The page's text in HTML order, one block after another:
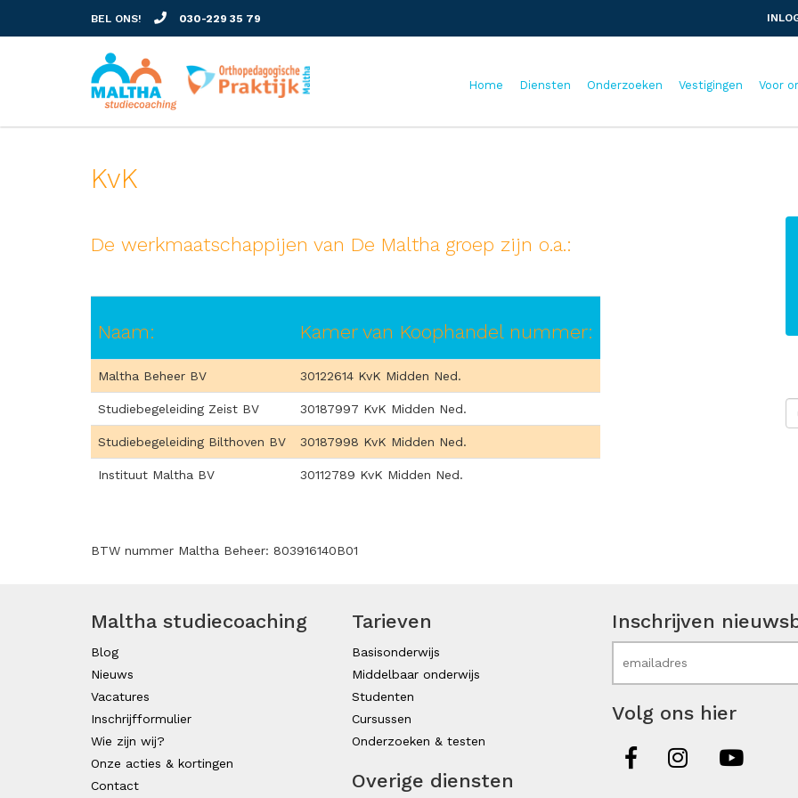
BEL ONS! 030-229 35 79
Home Diensten Onderzoeken Vestigingen Voor
KvK
De werkmaatschappijen van De Maltha groep zijn o.a.:
Naam: Kamer van Koophandel nummer:
Maltha Beheer BV 30122614 KvK Midden Ned.
Studiebegeleiding Zeist BV 30187997 KvK Midden Ned.
Studiebegeleiding Bilthoven BV 30187998 KvK Midden Ned.
Instituut Maltha BV 30112789 KvK Midden Ned.
BTW nummer Maltha Beheer: 803916140B01
Maltha studiecoaching
Blog
Nieuws
Vacatures
Inschrijfformulier
Wie zijn wij?
Onze acties & kortingen
Contact
Tarieven
Basisonderwijs
Middelbaar onderwijs
Studenten
Cursussen
Onderzoeken & testen
Overige diensten
Inschrijven
Volg ons hier